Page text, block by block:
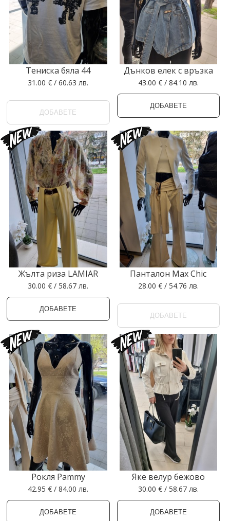
Тениска бяла 44
31.00 € / 60.63 лв.
ДОБАВЕТЕ
Дънков елек с връзка
43.00 € / 84.10 лв.
ДОБАВЕТЕ
Жълта риза LAMIAR
30.00 € / 58.67 лв.
ДОБАВЕТЕ
Панталон Max Chic
28.00 € / 54.76 лв.
ДОБАВЕТЕ
Рокля Pammy
42.95 € / 84.00 лв.
ДОБАВЕТЕ
Яке велур бежово
30.00 € / 58.67 лв.
ДОБАВЕТЕ